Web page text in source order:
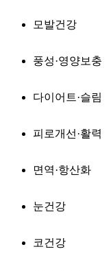
모발건강
풍성·영양보충
다이어트·슬림
피로개선·활력
면역·항산화
눈건강
코건강